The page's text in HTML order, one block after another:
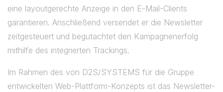
eine layoutgerechte Anzeige in den E-Mail-Clients
garantieren. Anschließend versendet er die Newsletter
zeitgesteuert und begutachtet den Kampagnenerfolg
mithilfe des integrierten Trackings.
Im Rahmen des von D2S/SYSTEMS für die Gruppe
entwickelten Web-Plattform-Konzepts ist das Newsletter-